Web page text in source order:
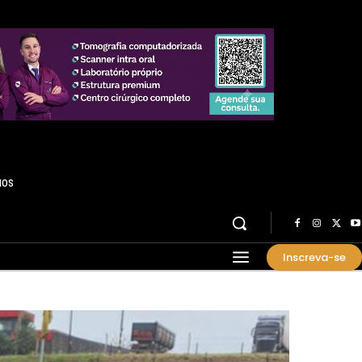
Inscreva-se